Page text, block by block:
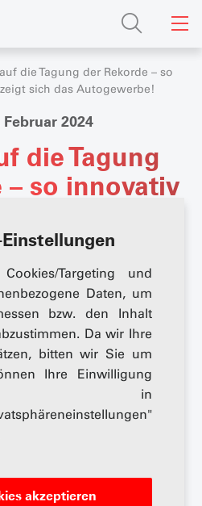
Targeting und
Daten, um
bzw. den Inhalt
Da wir Ihre
bitten wir Sie um
Ihre Einwilligung
in
akzeptieren
die Tagung der Rekorde – so
sich das Autogewerbe!
Februar 2024
die Tagung
– so innovativ
Gäste an der grössten
Autogewerbes teil.
strömten am 16. Januar
Programm mit allen
Podiumsdiskussionen und
AUTOINSIDE nachzulesen.